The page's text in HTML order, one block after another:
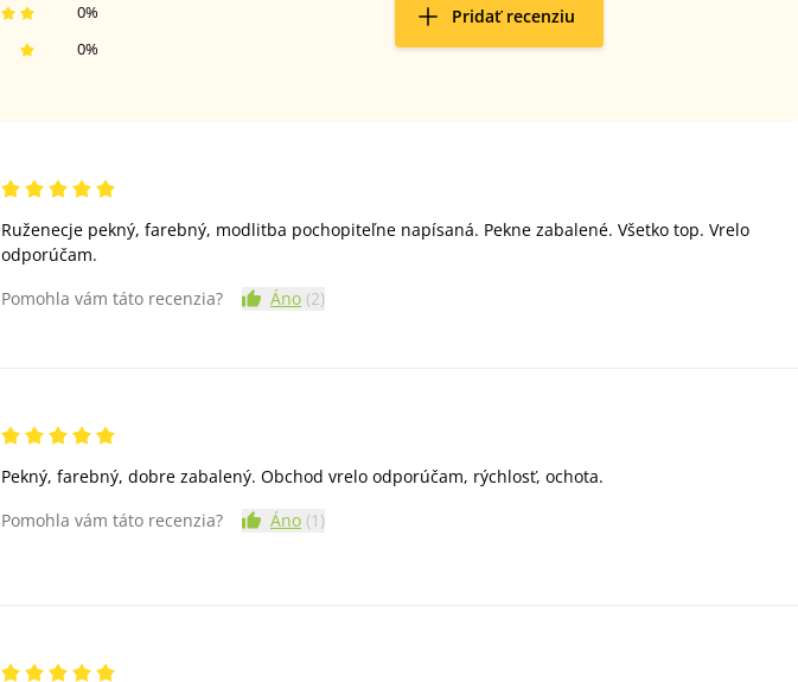
0%
0% Pridať recenziu
Ruženecje pekný, farebný, modlitba pochopiteľne napísaná. Pekne zabalené. Všetko top. Vrelo
odporúčam.
Pomohla vám táto recenzia?
Áno (2)
Pekný, farebný, dobre zabalený. Obchod vrelo odporúčam, rýchlosť, ochota.
Pomohla vám táto recenzia?
Áno (1 )